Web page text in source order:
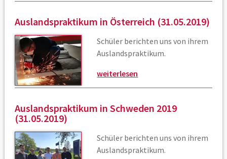
Auslandspraktikum in Österreich (31.05.2019)
Schüler berichten uns von ihrem
Auslandspraktikum.
weiterlesen
Auslandspraktikum in Schweden 2019
(31.05.2019)
Schüler berichten uns von ihrem
Auslandspraktikum.